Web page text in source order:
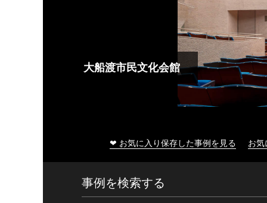
大船渡市民文化会館
❤ お気に入り保存した事例を見る お
事例を検索する